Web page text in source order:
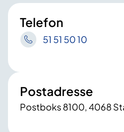
Telefon
51 51 50 10
Postadresse
Postboks 8100, 4068